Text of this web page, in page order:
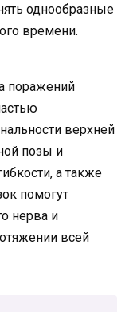
однообразные
времени.
поражений
верхней
позы и
а также
помогут
нерва и
всей